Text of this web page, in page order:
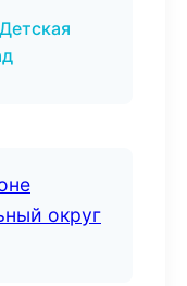
округ